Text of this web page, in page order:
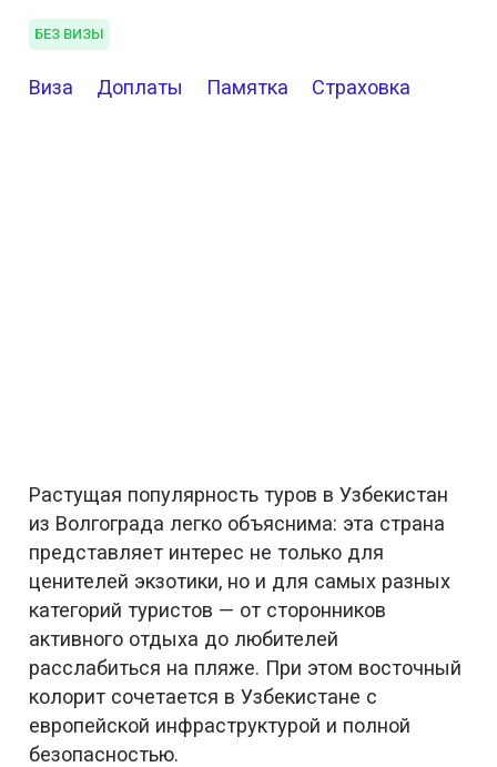
БЕЗ ВИЗЫ
Виза Доплаты Памятка Страховка
Растущая популярность туров в Узбекистан
из Волгограда легко объяснима: эта страна
представляет интерес не только для
ценителей экзотики, но и для самых разных
категорий туристов — от сторонников
активного отдыха до любителей
расслабиться на пляже. При этом восточный
колорит сочетается в Узбекистане с
европейской инфраструктурой и полной
безопасностью.